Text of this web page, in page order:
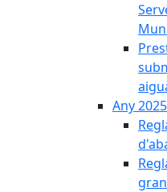
Any 2025
gran